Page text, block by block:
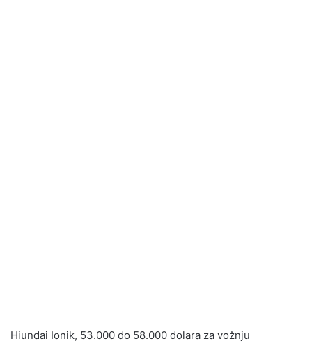
Hiundai Ionik, 53.000 do 58.000 dolara za vožnju